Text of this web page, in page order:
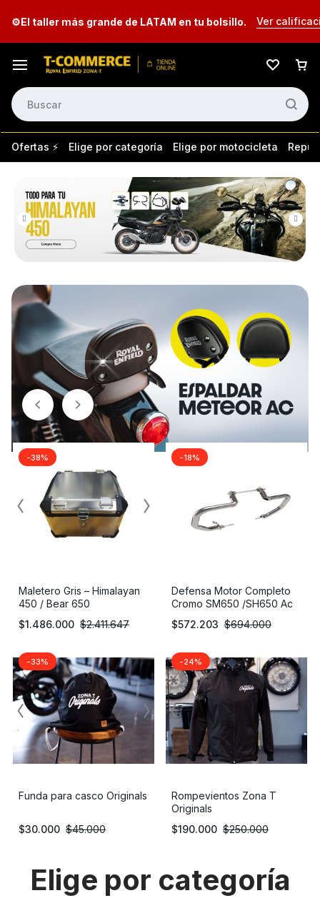
⚙️El taller más grande de LATAM en tu bolsillo. Ver
Ofertas ⚡ Elige por categoría Elige por motocicleta
-38%
Maletero Gris – Himalayan
450 / Bear 650
$2.411.647
$1.486.000
-18%
Defensa Motor Completo
Cromo SM650 /SH650 Ac
$694.000
$572.203
-33%
Funda para casco Originals
$45.000
$30.000
-24%
Rompevientos Zona T
Originals
$250.000
$190.000
Elige por categoría